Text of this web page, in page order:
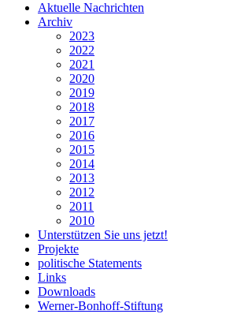
Aktuelle Nachrichten
Archiv
2023
2022
2021
2020
2019
2018
2017
2016
2015
2014
2013
2012
2011
2010
Unterstützen Sie uns jetzt!
Projekte
politische Statements
Links
Downloads
Werner-Bonhoff-Stiftung